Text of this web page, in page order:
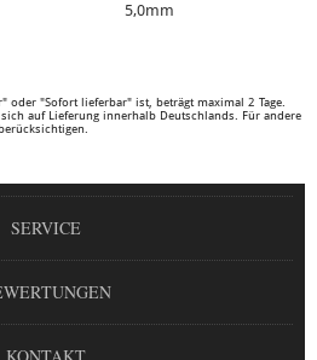
5,0mm
oder "Sofort lieferbar" ist, beträgt maximal 2 Tage.
sich auf Lieferung innerhalb Deutschlands. Für andere
SERVICE